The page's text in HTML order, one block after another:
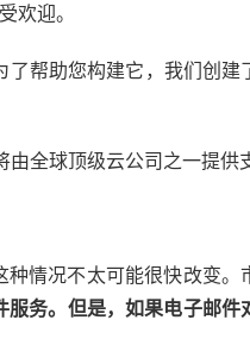
欢迎。
帮助您构建它，我们创建
全球顶级云公司之一提供
情况不太可能很快改变。
务。但是，如果电子邮件